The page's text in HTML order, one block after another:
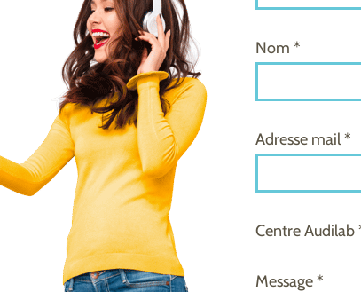
Nom *
Adresse mail *
Centre Audilab
Message *